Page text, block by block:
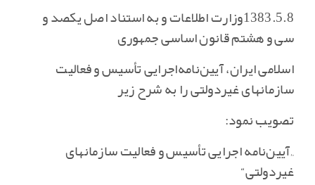
1383.5.8وزارت اطلاعات و به استناد اصل یکصد و
سی و هشتم قانون اساسی جمهوری
اسلامی ایران‌، آیین‌نامه‌اجرایی تأسیس و فعالیت
سازمانهای غیردولتی را به شرح زیر
تصویب نمود:
„آیین‌نامه اجرایی تأسیس و فعالیت سازمانهای
غیردولتی‌“